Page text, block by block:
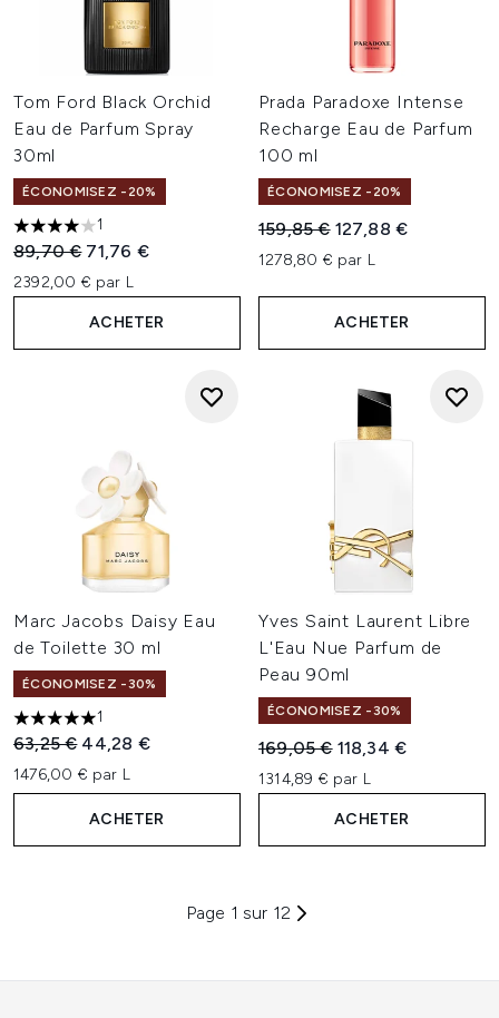
Tom Ford Black Orchid
Eau de Parfum Spray
30ml
ÉCONOMISEZ -20%
4 étoiles sur un maximum de 5
1
Prix de vente :
89,70 € Prix ​​actuel :
71,76 €
2392,00 € par L
ACHETER
Prada Paradoxe Intense
Recharge Eau de Parfum
100 ml
ÉCONOMISEZ -20%
Prix de vente :
159,85 € Prix ​​actuel :
127,88 €
1278,80 € par L
ACHETER
Marc Jacobs Daisy Eau
de Toilette 30 ml
ÉCONOMISEZ -30%
5 étoiles sur un maximum de 5
1
Prix de vente :
63,25 € Prix ​​actuel :
44,28 €
1476,00 € par L
ACHETER
Yves Saint Laurent Libre
L'Eau Nue Parfum de
Peau 90ml
ÉCONOMISEZ -30%
Prix de vente :
169,05 € Prix ​​actuel :
118,34 €
1314,89 € par L
ACHETER
Page 1 sur 12